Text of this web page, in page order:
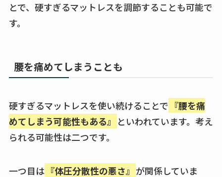
とで、硬すぎるマットレスを調節することも可能で
す。
腰を痛めてしまうことも
硬すぎるマットレスを使い続けることで 『腰を痛
めてしまう可能性もある』
といわれています。考え
られる可能性は二つです。
一つ目は 『体圧分散性の悪さ』 が関係していま